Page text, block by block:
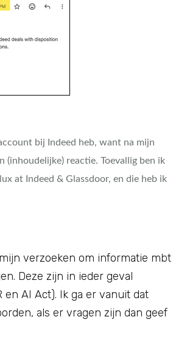
bij Indeed heb, want na mijn
(inhoudelijke) reactie. Toevallig ben ik
at Indeed & Glassdoor, en die heb ik
verzoeken om informatie mbt
Deze zijn in ieder geval
en AI Act). Ik ga er vanuit dat
als er vragen zijn dan geef